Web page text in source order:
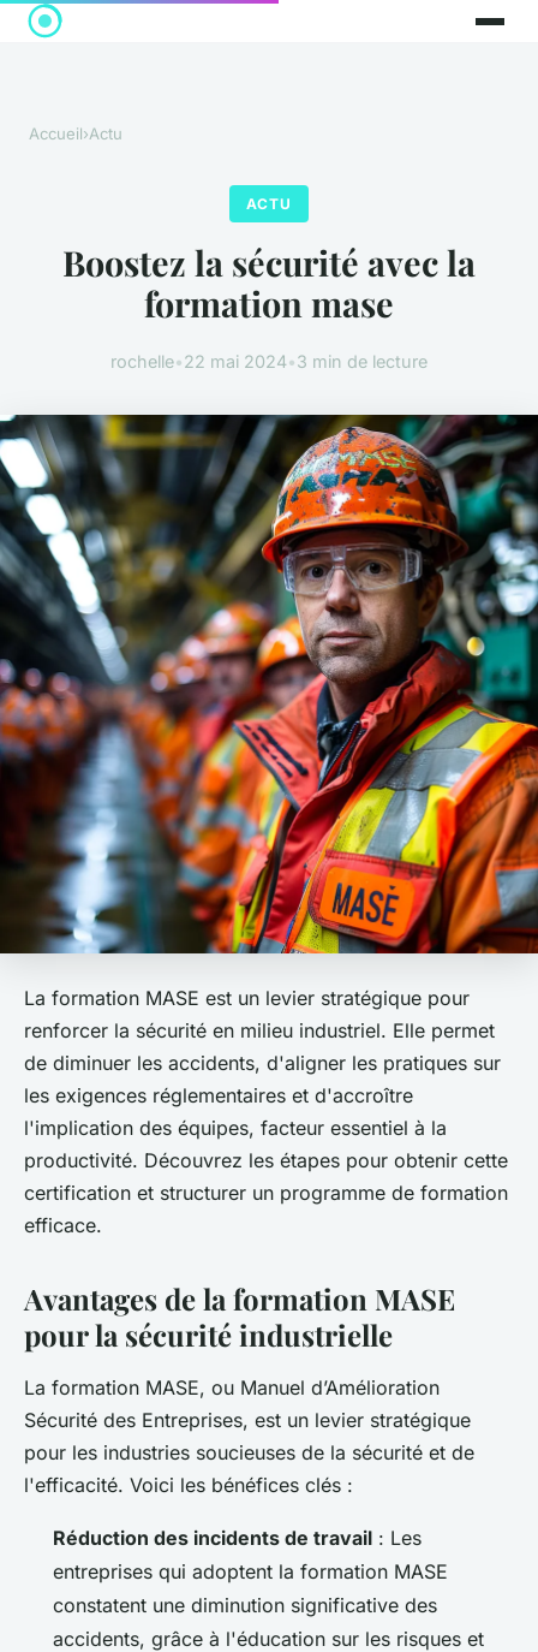
Accueil›Actu
ACTU
Boostez la sécurité avec la
formation mase
rochelle•22 mai 2024•3 min de lecture
La formation MASE est un levier stratégique pour
renforcer la sécurité en milieu industriel. Elle permet
de diminuer les accidents, d'aligner les pratiques sur
les exigences réglementaires et d'accroître
l'implication des équipes, facteur essentiel à la
productivité. Découvrez les étapes pour obtenir cette
certification et structurer un programme de formation
efficace.
Avantages de la formation MASE
pour la sécurité industrielle
La formation MASE, ou Manuel d’Amélioration
Sécurité des Entreprises, est un levier stratégique
pour les industries soucieuses de la sécurité et de
l'efficacité. Voici les bénéfices clés :
Réduction des incidents de travail : Les
entreprises qui adoptent la formation MASE
constatent une diminution significative des
accidents, grâce à l'éducation sur les risques et